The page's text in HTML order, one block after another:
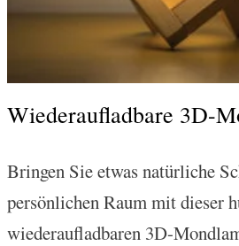
Wiederaufladbare 3D-
Bringen Sie etwas natürliche
persönlichen Raum mit dieser
wiederaufladbaren 3D-